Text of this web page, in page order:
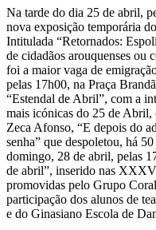
Na tarde do dia 25 de abril,
nova exposição temporária
Intitulada “Retornados:
de cidadãos arouquenses ou
foi a maior vaga de
pelas 17h00, na Praça
“Estendal de Abril”, com a
mais icónicas do 25 de
Zeca Afonso, “E depois do
senha” que despoletou, há
domingo, 28 de abril, pelas
de abril”, inserido nas
promovidas pelo Grupo
participação dos alunos de
e do Ginasiano Escola de